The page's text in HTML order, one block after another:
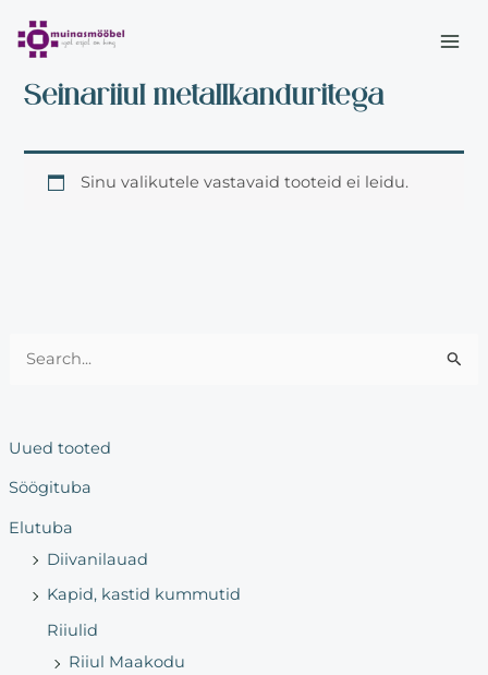
content
r
c
h
Uued tooted
Söögituba
Elutuba
Diivanilauad
Kapid, kastid kummutid
Riiulid
Riiul Maakodu
Esileht/Elutuba
Seinariiul metallkanduritega
Sinu valikutele vastavaid tooteid ei leidu.